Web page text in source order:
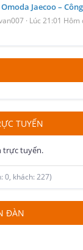
Omoda Jaecoo –
Lúc 21:01 Hôm
TUYẾN
trực tuyến.
0, khách: 227)
ĐÀN